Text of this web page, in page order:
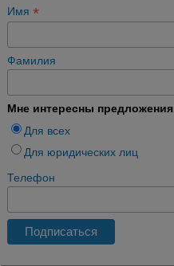
Имя*
Фамилия
Мне интересны предложения
Для всех
Для юридических лиц
Телефон